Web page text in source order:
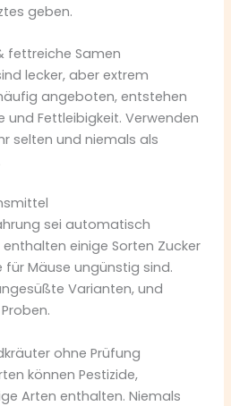
geben.
fettreiche Samen
lecker, aber extrem
angeboten, entstehen
und Fettleibigkeit. Verwenden
selten und niemals als
sei automatisch
einige Sorten Zucker
Mäuse ungünstig sind.
Varianten, und
ohne Prüfung
können Pestizide,
Arten enthalten. Niemals